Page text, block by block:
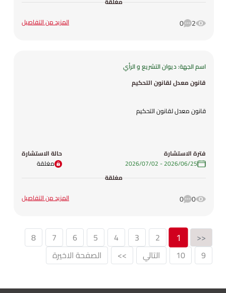
2
0 المزيد من التفاصيل
اسم الجهة: ديوان التشريع و الرأي
قانون معدل لقانون التحكيم
قانون معدل لقانون التحكيم
فترة الاستشارة
25‏/06‏/2026
-
02‏/07‏/2026
حالة الاستشارة
مغلقة
مغلقة
0
0 المزيد من التفاصيل
<<
1
2
3
4
5
6
7
8
9
10 التالي >> الصفحة الاخيرة